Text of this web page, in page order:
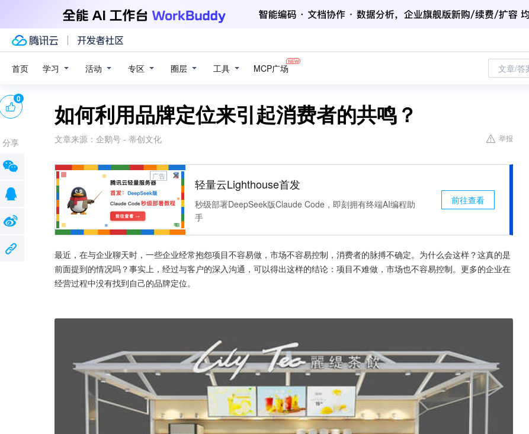
首页 学习 活动 专区 圈层 工具 MCP广场 文章/答
如何利用品牌定位来引起消费者的共鸣？
文章来源： 企鹅号 - 蒂创文化 举报
广告
轻量云Lighthouse首发
秒级部署DeepSeek版Claude Code，即刻拥有终端AI编程助
手
前往查看
最近，在与企业聊天时，一些企业经常抱怨项目不容易做，市场不容易控制，消费者的脉搏不确定。为什么会这样？这真的是
前面提到的情况吗？事实上，经过与客户的深入沟通，可以得出这样的结论：项目不难做，市场也不容易控制。更多的企业在
经营过程中没有找到自己的品牌定位。
0
分享